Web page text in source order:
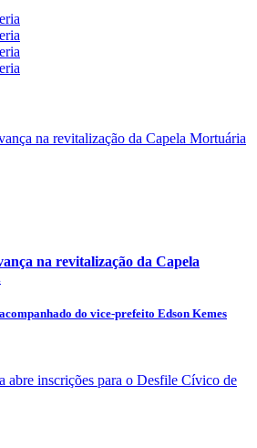
na revitalização da Capela
do vice-prefeito Edson Kemes